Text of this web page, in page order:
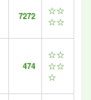
7272
☆☆
☆☆
474
☆☆
☆☆
☆